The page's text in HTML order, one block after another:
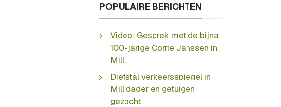
POPULAIRE BERICHTEN
Video: Gesprek met de bijna
100-jarige Corrie Janssen in
Mill
Diefstal verkeersspiegel in
Mill dader en getuigen
gezocht